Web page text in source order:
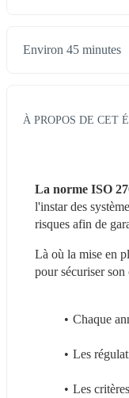
Environ 45 minutes
À PROPOS DE CET
La norme ISO
l'instar des
risques afin de
Là où la mise en
pour sécuriser
Chaque
Les
Les